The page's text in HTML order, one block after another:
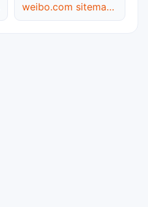
weibo.com sitemap.xml检测